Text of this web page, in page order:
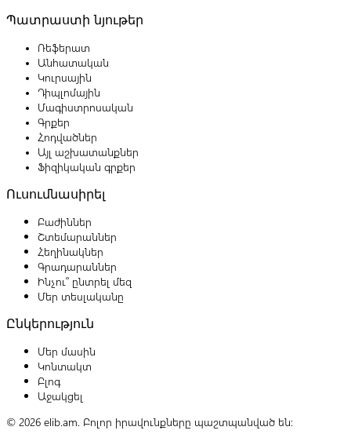
Պատրաստի նյութեր
Ռեֆերատ
Անհատական
Կուրսային
Դիպլոմային
Մագիստրոսական
Գրքեր
Հոդվածներ
Այլ աշխատանքներ
Ֆիզիկական գրքեր
Ուսումնասիրել
Բաժիններ
Շտեմարաններ
Հեղինակներ
Գրադարաններ
Ինչու՞ ընտրել մեզ
Մեր տեսլականը
Ընկերություն
Մեր մասին
Կոնտակտ
Բլոգ
Աջակցել
© 2026 elib.am. Բոլոր իրավունքները պաշտպանված են: